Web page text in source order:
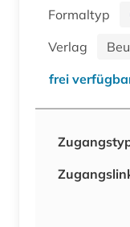
Formaltyp
Verlag
frei